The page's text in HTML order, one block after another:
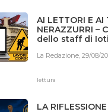
AI LETTORI E AI
NERAZZURRI –
dello staff di
La Redazione,29/08/
lettura
LA